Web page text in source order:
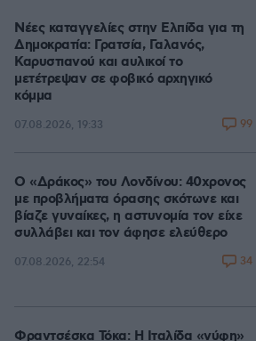
Νέες καταγγελίες στην Ελπίδα για τη
Δημοκρατία: Γρατσία, Γαλανός,
Καρυστιανού και αυλικοί το
μετέτρεψαν σε φοβικό αρχηγικό
κόμμα
07.08.2026, 19:33 99
Ο «Δράκος» του Λονδίνου: 40χρονος
με προβλήματα όρασης σκότωνε και
βίαζε γυναίκες, η αστυνομία τον είχε
συλλάβει και τον άφησε ελεύθερο
07.08.2026, 22:54 34
Φραντσέσκα Τόκα: Η Ιταλίδα «νύφη»